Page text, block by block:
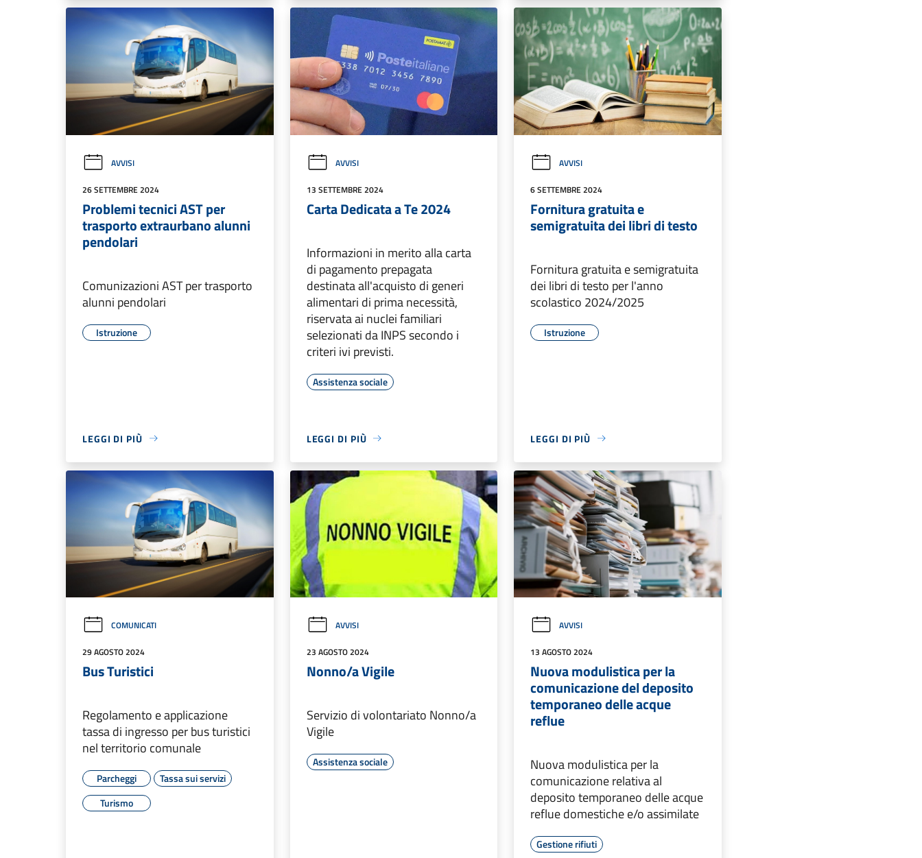
AVVISI
26 SETTEMBRE 2024
Problemi tecnici AST per
trasporto extraurbano alunni
pendolari
Comunizazioni AST per trasporto
alunni pendolari
Istruzione
LEGGI DI PIÙ
AVVISI
13 SETTEMBRE 2024
Carta Dedicata a Te 2024
Informazioni in merito alla carta
di pagamento prepagata
destinata all'acquisto di generi
alimentari di prima necessità,
riservata ai nuclei familiari
selezionati da INPS secondo i
criteri ivi previsti.
Assistenza sociale
LEGGI DI PIÙ
AVVISI
6 SETTEMBRE 2024
Fornitura gratuita e
semigratuita dei libri di testo
Fornitura gratuita e semigratuita
dei libri di testo per l'anno
scolastico 2024/2025
Istruzione
LEGGI DI PIÙ
COMUNICATI
29 AGOSTO 2024
Bus Turistici
Regolamento e applicazione
tassa di ingresso per bus turistici
nel territorio comunale
Parcheggi
Tassa sui servizi
Turismo
AVVISI
23 AGOSTO 2024
Nonno/a Vigile
Servizio di volontariato Nonno/a
Vigile
Assistenza sociale
AVVISI
13 AGOSTO 2024
Nuova modulistica per la
comunicazione del deposito
temporaneo delle acque
reflue
Nuova modulistica per la
comunicazione relativa al
deposito temporaneo delle acque
reflue domestiche e/o assimilate
Gestione rifiuti